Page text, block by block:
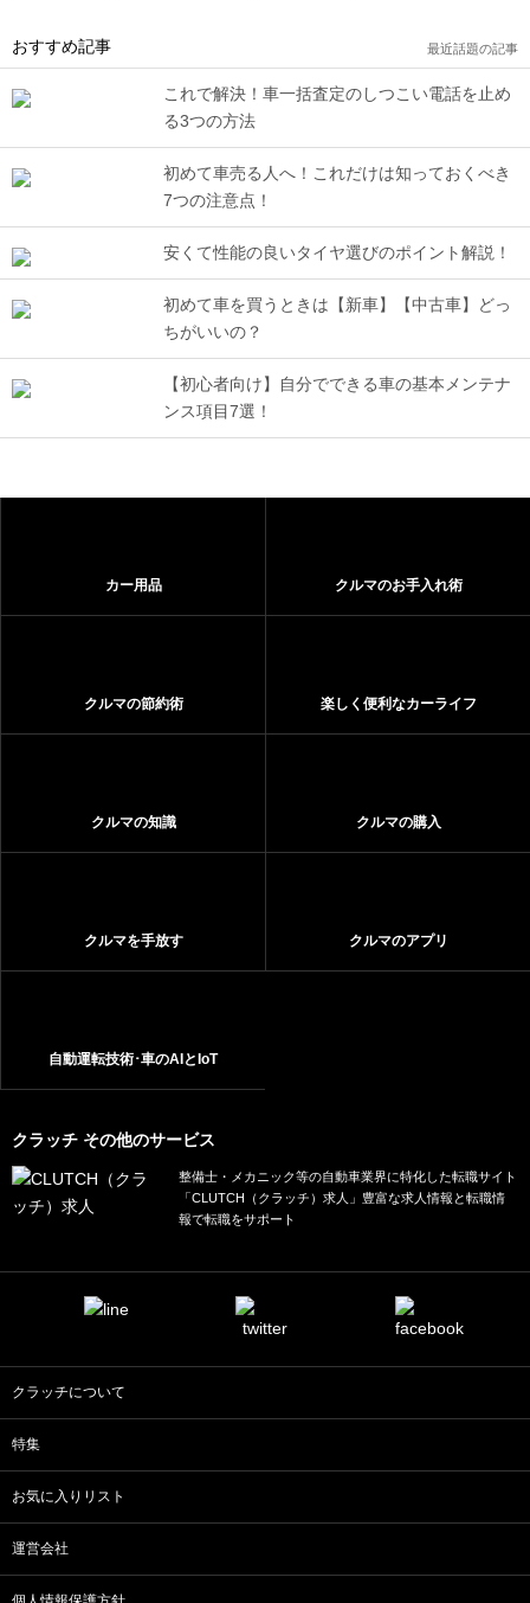
おすすめ記事 最近話題の記事
これで解決！車一括査定のしつこい電話を止め
る3つの方法
初めて車売る人へ！これだけは知っておくべき
7つの注意点！
安くて性能の良いタイヤ選びのポイント解説！
初めて車を買うときは【新車】【中古車】どっ
ちがいいの？
【初心者向け】自分でできる車の基本メンテナ
ンス項目7選！
カー用品 クルマのお手入れ術
クルマの節約術 楽しく便利なカーライフ
クルマの知識 クルマの購入
クルマを手放す クルマのアプリ
自動運転技術･車のAIとIoT
クラッチ その他のサービス
整備士・メカニック等の自動車業界に特化した転職サイト
「CLUTCH（クラッチ）求人」豊富な求人情報と転職情
報で転職をサポート
クラッチについて
特集
お気に入りリスト
運営会社